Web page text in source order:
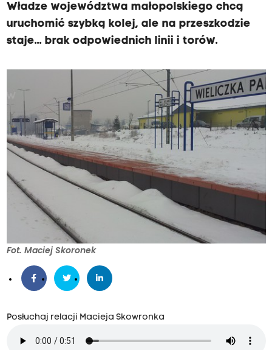
Władze województwa małopolskiego chcą
uruchomić szybką kolej, ale na przeszkodzie
staje... brak odpowiednich linii i torów.
Fot. Maciej Skoronek
Posłuchaj relacji Macieja Skowronka